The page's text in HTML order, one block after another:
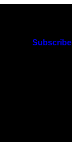
Subscribe